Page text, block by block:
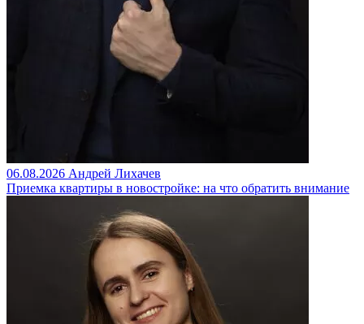
06.08.2026 Андрей Лихачев
Приемка квартиры в новостройке: на что обратить внимание